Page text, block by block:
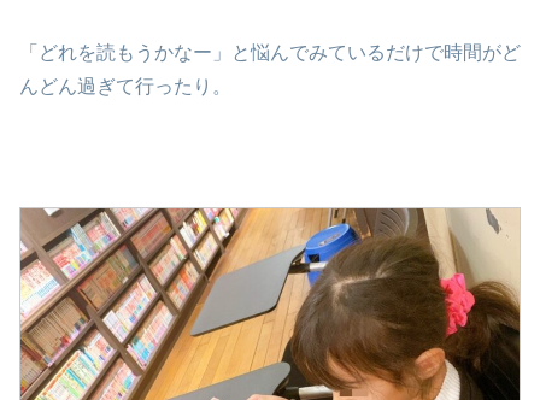
「どれを読もうかなー」と悩んでみているだけで時間がど
んどん過ぎて行ったり。